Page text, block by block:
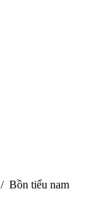
/ Bồn tiểu nam